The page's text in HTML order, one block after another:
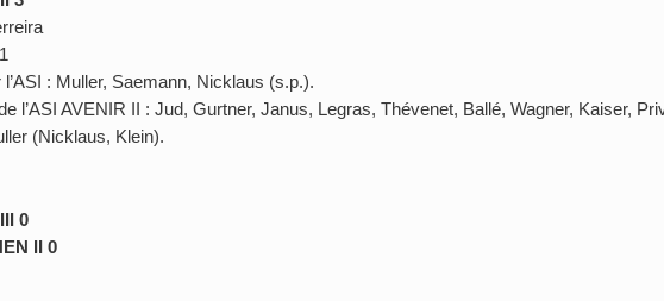
: Muller, Saemann, Nicklaus (s.p.).
l’ASI AVENIR II : Jud, Gurtner, Janus, Legras, Thévenet, Ballé, Wagner, Kaiser,
(Nicklaus, Klein).
0
II 0